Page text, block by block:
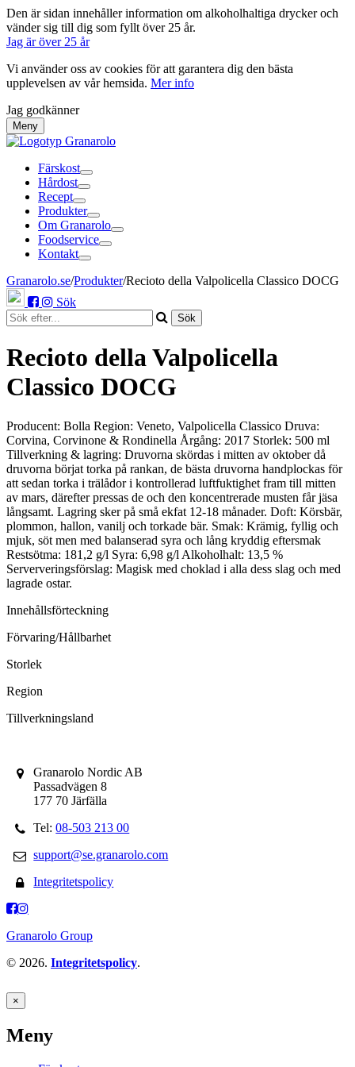
Den är sidan innehåller information om alkoholhaltiga drycker och
vänder sig till dig som fyllt över 25 år.
Jag är över 25 år
Vi använder oss av cookies för att garantera dig den bästa
upplevelsen av vår hemsida. Mer info
Jag godkänner
Meny
Färskost
Hårdost
Recept
Produkter
Om Granarolo
Foodservice
Kontakt
Granarolo.se/Produkter/Recioto della Valpolicella Classico DOCG
Sök
Recioto della Valpolicella
Classico DOCG
Producent: Bolla Region: Veneto, Valpolicella Classico Druva:
Corvina, Corvinone & Rondinella Årgång: 2017 Storlek: 500 ml
Tillverkning & lagring: Druvorna skördas i mitten av oktober då
druvorna börjat torka på rankan, de bästa druvorna handplockas för
att sedan torka i trälådor i kontrollerad luftfuktighet fram till mitten
av mars, därefter pressas de och den koncentrerade musten får jäsa
långsamt. Lagring sker på små ekfat 12-18 månader. Doft: Körsbär,
plommon, hallon, vanilj och torkade bär. Smak: Krämig, fyllig och
mjuk, söt men med balanserad syra och lång kryddig eftersmak
Restsötma: 181,2 g/l Syra: 6,98 g/l Alkoholhalt: 13,5 %
Serververingsförslag: Magisk med choklad i alla dess slag och med
lagrade ostar.
Innehållsförteckning
Förvaring/Hållbarhet
Storlek
Region
Tillverkningsland
Granarolo Nordic AB
Passadvägen 8
177 70 Järfälla
Tel:08-503 213 00
support@se.granarolo.com
Integritetspolicy
Granarolo Group
© 2026. Integritetspolicy.
×
Meny